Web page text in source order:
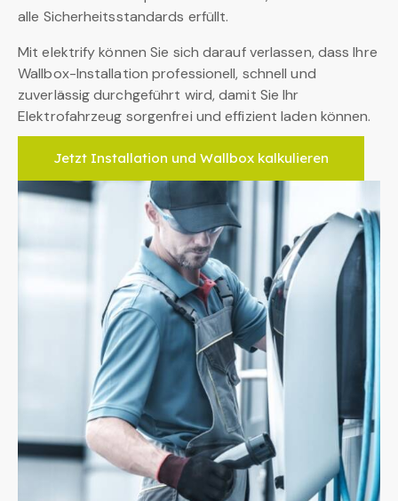
alle Sicherheitsstandards erfüllt.
Mit elektrify können Sie sich darauf verlassen, dass Ihre
Wallbox-Installation professionell, schnell und
zuverlässig durchgeführt wird, damit Sie Ihr
Elektrofahrzeug sorgenfrei und effizient laden können.
Jetzt Installation und Wallbox kalkulieren